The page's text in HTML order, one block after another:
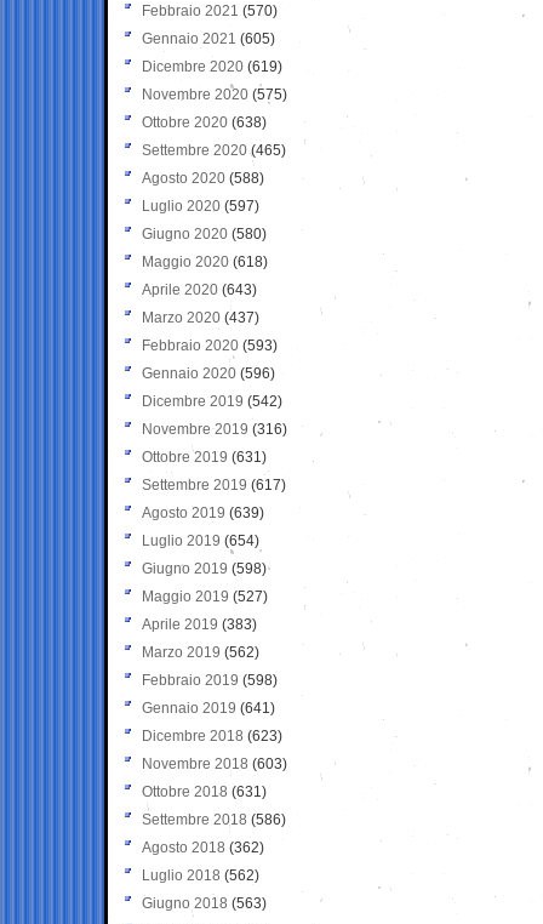
Febbraio 2021 (570)
Gennaio 2021 (605)
Dicembre 2020 (619)
Novembre 2020 (575)
Ottobre 2020 (638)
Settembre 2020(465)
Agosto 2020 (588)
Luglio 2020 (597)
Giugno 2020 (580)
Maggio 2020 (618)
Aprile 2020 (643)
Marzo 2020 (437)
Febbraio 2020 (593)
Gennaio 2020 (596)
Dicembre 2019 (542)
Novembre 2019 (316)
Ottobre 2019 (631)
Settembre 2019 (617)
Agosto 2019 (639)
Luglio 2019 (654)
Giugno 2019 (598)
Maggio 2019 (527)
Aprile 2019 (383)
Marzo 2019 (562)
Febbraio 2019 (598)
Gennaio 2019 (641)
Dicembre 2018 (623)
Novembre 2018 (603)
Ottobre 2018 (631)
Settembre 2018 (586)
Agosto 2018 (362)
Luglio 2018 (562)
Giugno 2018 (563)